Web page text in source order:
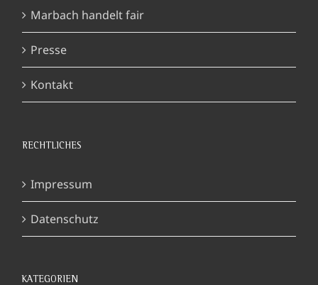
Marbach handelt fair
Presse
Kontakt
RECHTLICHES
Impressum
Datenschutz
KATEGORIEN